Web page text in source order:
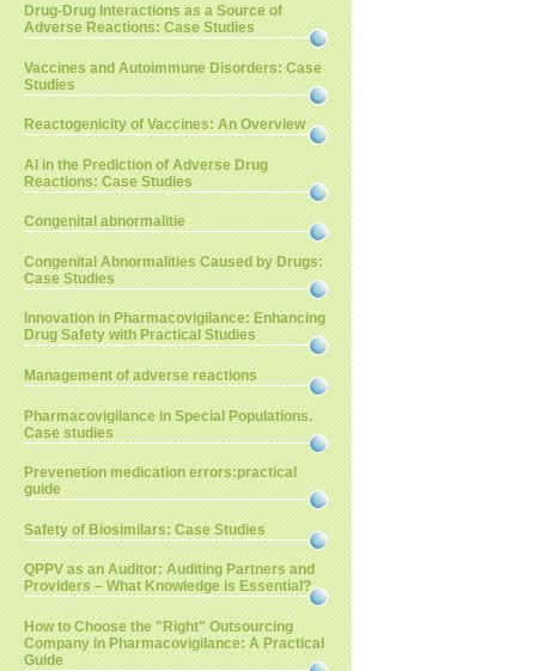
Drug-Drug Interactions as a Source of
Adverse Reactions: Case Studies
Vaccines and Autoimmune Disorders: Case
Studies
Reactogenicity of Vaccines: An Overview
AI in the Prediction of Adverse Drug
Reactions: Case Studies
Congenital abnormalitie
Congenital Abnormalities Caused by Drugs:
Case Studies
Innovation in Pharmacovigilance: Enhancing
Drug Safety with Practical Studies
Management of adverse reactions
Pharmacovigilance in Special Populations.
Case studies
Prevenetion medication errors:practical
guide
Safety of Biosimilars: Case Studies
QPPV as an Auditor: Auditing Partners and
Providers – What Knowledge is Essential?
How to Choose the "Right" Outsourcing
Company in Pharmacovigilance: A Practical
Guide